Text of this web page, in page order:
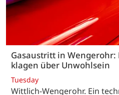
Gasaustritt in Wengerohr:
klagen über Unwohlsein
Tuesday
Wittlich-Wengerohr. Ein